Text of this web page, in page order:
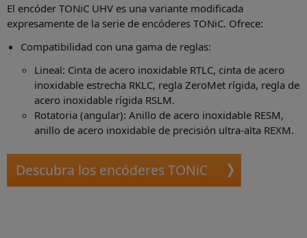
El encóder TONiC UHV es una variante modificada
expresamente de la serie de encóderes TONiC. Ofrece:
Compatibilidad con una gama de reglas:
Lineal: Cinta de acero inoxidable RTLC, cinta de acero
inoxidable estrecha RKLC, regla ZeroMet rígida, regla de
acero inoxidable rígida RSLM.
Rotatoria (angular): Anillo de acero inoxidable RESM,
anillo de acero inoxidable de precisión ultra-alta REXM.
Descubra los encóderes TONiC